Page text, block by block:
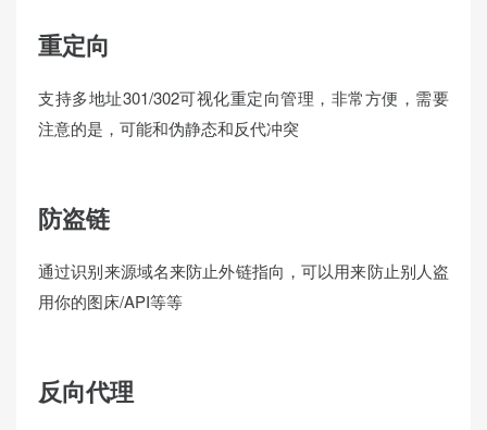
重定向
支持多地址301/302可视化重定向管理，非常方便，需要
注意的是，可能和伪静态和反代冲突
防盗链
通过识别来源域名来防止外链指向，可以用来防止别人盗
用你的图床/API等等
反向代理